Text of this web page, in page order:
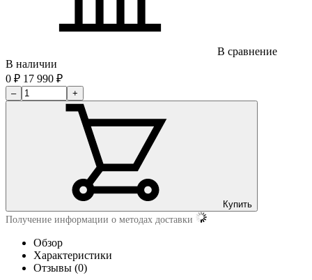
В сравнение
В наличии
0 ₽ 17 990 ₽
– +
Купить
Получение информации о методах доставки
Обзор
Характеристики
Отзывы (0)